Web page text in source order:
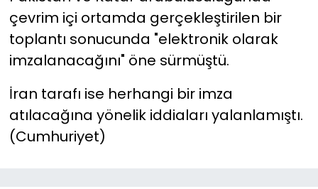
çevrim içi ortamda gerçekleştirilen bir
toplantı sonucunda "elektronik olarak
imzalanacağını" öne sürmüştü.
İran tarafı ise herhangi bir imza
atılacağına yönelik iddiaları yalanlamıştı.
(Cumhuriyet)